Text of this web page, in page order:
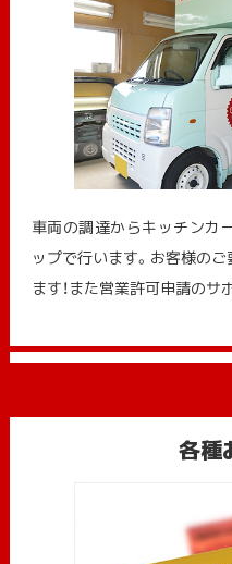
車両の調達からキッチンカ
ップで行います。お客様の
ます！また営業許可申請のサ
各種